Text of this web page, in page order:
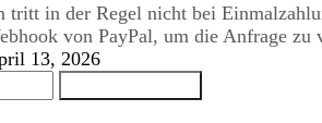
tritt in der Regel nicht bei
von PayPal, um die Anfrage
13, 2026